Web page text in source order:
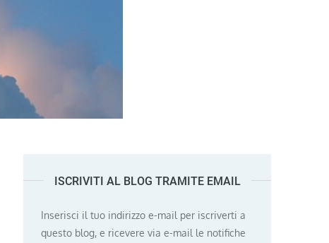
ISCRIVITI AL BLOG TRAMITE EMAIL
Inserisci il tuo indirizzo e-mail per iscriverti a
questo blog, e ricevere via e-mail le notifiche